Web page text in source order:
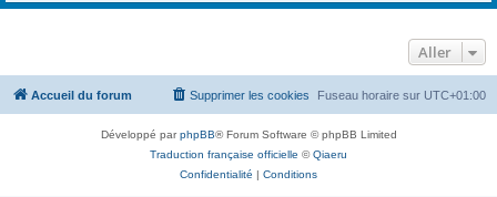
Aller
Accueil du forum Fuseau horaire sur UTC+01:00
Supprimer les cookies
Développé parphpBB® Forum Software © phpBB Limited
Traduction française officielle ©Qiaeru
Confidentialité | Conditions